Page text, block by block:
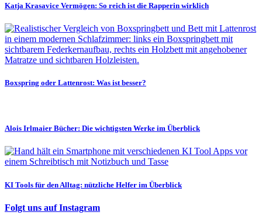
Katja Krasavice Vermögen: So reich ist die Rapperin wirklich
Boxspring oder Lattenrost: Was ist besser?
Alois Irlmaier Bücher: Die wichtigsten Werke im Überblick
KI Tools für den Alltag: nützliche Helfer im Überblick
Folgt uns auf Instagram